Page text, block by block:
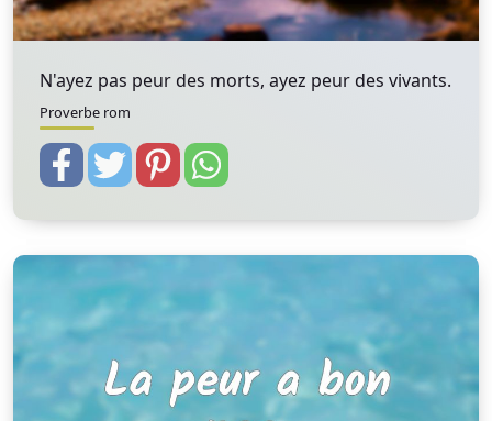
N'ayez pas peur des morts, ayez peur des vivants.
Proverbe rom